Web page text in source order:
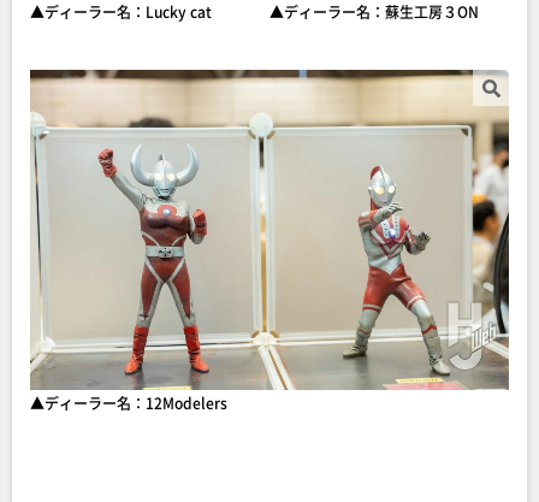
▲ディーラー名：Lucky cat ▲ディーラー名：蘇生工房３ON
▲ディーラー名：12Modelers